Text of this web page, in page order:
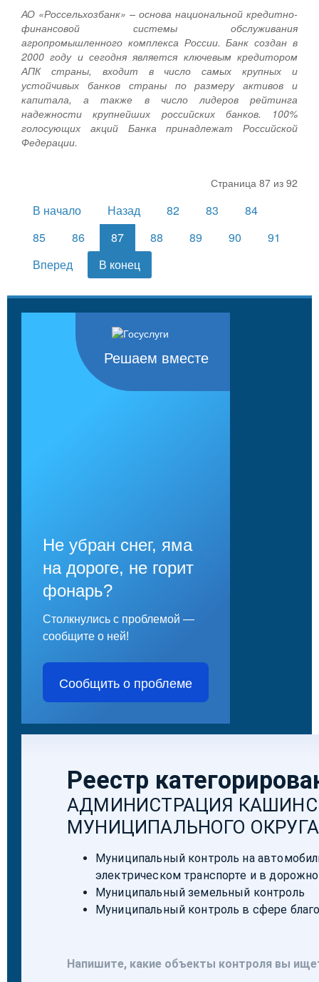
АО «Россельхозбанк» – основа национальной кредитно-
финансовой системы обслуживания
агропромышленного комплекса России. Банк создан в
2000 году и сегодня является ключевым кредитором
АПК страны, входит в число самых крупных и
устойчивых банков страны по размеру активов и
капитала, а также в число лидеров рейтинга
надежности крупнейших российских банков. 100%
голосующих акций Банка принадлежат Российской
Федерации.
Страница 87 из 92
В начало Назад 82 83
84
85
86 87 88 89 90
91
Вперед
В конец
Решаем вместе
Не убран снег, яма
на дороге, не горит
фонарь?
Столкнулись с проблемой —
сообщите о ней!
Сообщить о проблеме